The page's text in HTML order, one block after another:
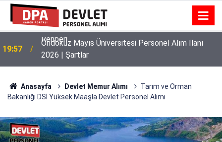
19:57
Ondokuz Mayıs Üniversitesi Personel Alım İlanı
2026 | Şartlar
Anasayfa Devlet Memur Alımı
Tarım ve Orman
Bakanlığı DSİ Yüksek Maaşla Devlet Personel Alımı